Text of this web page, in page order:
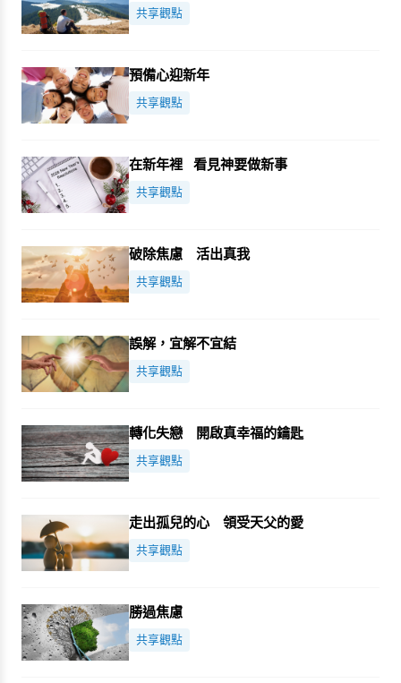
共享觀點
預備心迎新年
共享觀點
在新年裡 看見神要做新事
共享觀點
破除焦慮 活出真我
共享觀點
誤解，宜解不宜結
共享觀點
轉化失戀 開啟真幸福的鑰匙
共享觀點
走出孤兒的心 領受天父的愛
共享觀點
勝過焦慮
共享觀點